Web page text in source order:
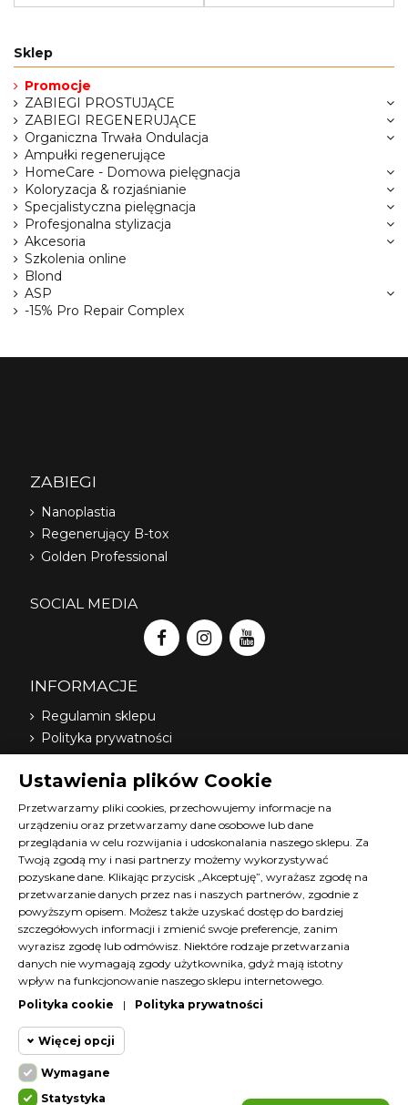
Sklep
Promocje
ZABIEGI PROSTUJĄCE
ZABIEGI REGENERUJĄCE
Organiczna Trwała Ondulacja
Ampułki regenerujące
HomeCare - Domowa pielęgnacja
Koloryzacja & rozjaśnianie
Specjalistyczna pielęgnacja
Profesjonalna stylizacja
Akcesoria
Szkolenia online
Blond
ASP
-15% Pro Repair Complex
ZABIEGI
Nanoplastia
Regenerujący B-tox
Golden Professional
SOCIAL MEDIA
INFORMACJE
Regulamin sklepu
Polityka prywatności
Nasi dystrybutorzy
O nas
FAQ
Terminy szkoleń Diana
Materiały do pobrania
Kontakt z nami
Program lojalnościowy
KONTAKT
Ustawienia plików Cookie
Przetwarzamy pliki cookies, przechowujemy informacje na
urządzeniu oraz przetwarzamy dane osobowe lub dane
przeglądania w celu rozwijania i udoskonalania naszego sklepu. Za
Twoją zgodą my i nasi partnerzy możemy wykorzystywać
pozyskane dane. Klikając przycisk „Akceptuję”, wyrażasz zgodę na
przetwarzanie danych przez nas i naszych partnerów, zgodnie z
powyższym opisem. Możesz także uzyskać dostęp do bardziej
szczegółowych informacji i zmienić swoje preferencje, zanim
wyrazisz zgodę lub odmówisz. Niektóre rodzaje przetwarzania
danych nie wymagają zgody użytkownika, gdyż mają istotny
wpływ na funkcjonowanie naszego sklepu internetowego.
Polityka cookie
| Polityka prywatności
Więcej opcji
Wymagane
Wymagane
Statystyka